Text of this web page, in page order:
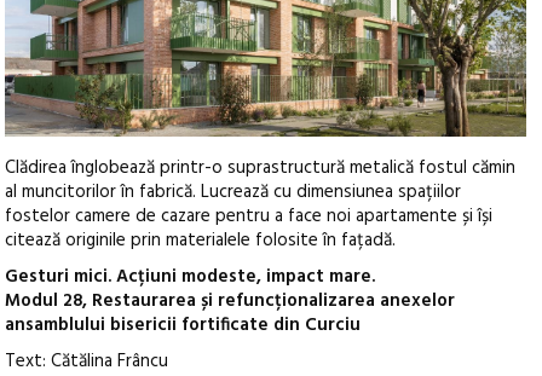
Clădirea înglobează printr-o suprastructură metalică fostul cămin
al muncitorilor în fabrică. Lucrează cu dimensiunea spațiilor
fostelor camere de cazare pentru a face noi apartamente și își
citează originile prin materialele folosite în fațadă.
Gesturi mici. Acțiuni modeste, impact mare.
Modul 28, Restaurarea și refuncționalizarea anexelor
ansamblului bisericii fortificate din Curciu
Text: Cătălina Frâncu